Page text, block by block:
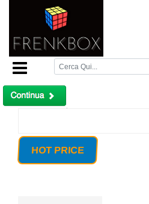
Home Page /Sirena Led da
trasmettitore o via cavo Defender
Prodotto non trovato!
HOT PRICE